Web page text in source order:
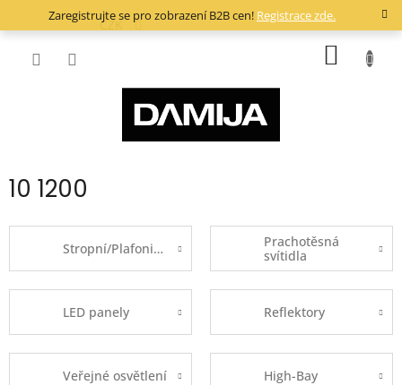
Zaregistrujte se pro zobrazení B2B cen! Registrace zde.
CZK
10 1200
Stropní/Plafoniery
Prachotěsná
svítidla
LED panely Reflektory
Veřejné osvětlení High-Bay